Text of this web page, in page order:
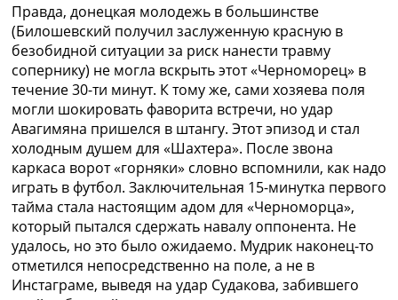
Правда, донецкая молодежь в большинстве
(Билошевский получил заслуженную красную в
безобидной ситуации за риск нанести травму
сопернику) не могла вскрыть этот «Черноморец» в
течение 30-ти минут. К тому же, сами хозяева поля
могли шокировать фаворита встречи, но удар
Авагимяна пришелся в штангу. Этот эпизод и стал
холодным душем для «Шахтера». После звона
каркаса ворот «горняки» словно вспомнили, как надо
играть в футбол. Заключительная 15-минутка первого
тайма стала настоящим адом для «Черноморца»,
который пытался сдержать навалу оппонента. Не
удалось, но это было ожидаемо. Мудрик наконец-то
отметился непосредственно на поле, а не в
Инстаграме, выведя на удар Судакова, забившего